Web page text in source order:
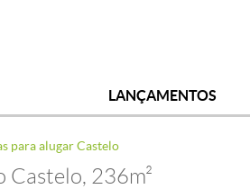
LANÇAMENTOS
para alugar Castelo
236m²